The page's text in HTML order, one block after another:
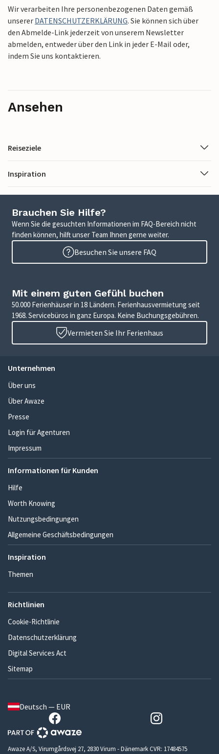
Wir verarbeiten Ihre personenbezogenen Daten gemäß
unserer DATENSCHUTZERKLÄRUNG. Sie können sich über
den Abmelde-Link jederzeit von unserem Newsletter
abmelden, entweder über den Link in jeder E-Mail oder,
indem Sie uns kontaktieren.
Ansehen
Reiseziele
Inspiration
Brauchen Sie Hilfe?
Wenn Sie die gesuchten Informationen im FAQ-Bereich nicht
finden können, hilft unser Team Ihnen gerne weiter.
Besuchen Sie unsere FAQ
Mit einem guten Gefühl buchen
50.000 Ferienhäuser in 18 Ländern. Ferienhausvermietung seit
1968. Servicebüros in ganz Europa. Keine Buchungsgebühren.
Vermieten Sie Ihr Ferienhaus
Unternehmen
Über uns
Über Awaze
Presse
Login für Agenturen
Impressum
Informationen für Kunden
Hilfe
Worth Knowing
Nutzungsbedingungen
Allgemeine Geschäftsbedingungen
Inspiration
Themen
Richtlinien
Cookie-Richtlinie
Datenschutzerklärung
Digital Services Act
Sitemap
Deutsch — EUR
Awaze A/S, Virumgårdsvej 27, 2830 Virum - Dänemark CVR: 17484575